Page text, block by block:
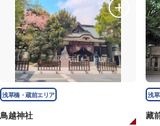
浅草橋・蔵前エリア
鳥越神社
浅
藏